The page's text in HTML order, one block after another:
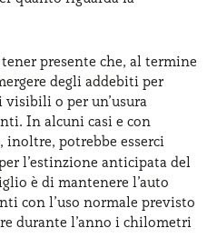
presente che, al termine
degli addebiti per
o per un’usura
In alcuni casi e con
, inoltre, potrebbe esserci
l’estinzione anticipata del
è di mantenere l’auto
con l’uso normale previsto
durante l’anno i chilometri